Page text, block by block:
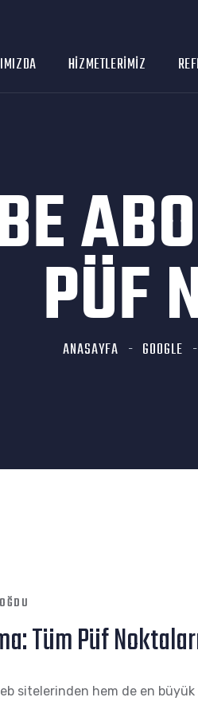
HIZMETLERIMIZ
PÜF
ANASAYFA GOOGLE
Tüm Püf
sitelerinden hem de en